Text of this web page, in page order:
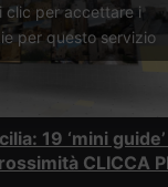
clic per accettare i
per questo servizio
19 ‘mini
CLICCA